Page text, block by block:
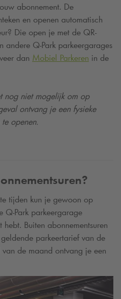
abonnement. De
en openen automatisch
Die open je met de QR-
andere Q-Park parkeergarages
dan Mobiel Parkeren in de
nog niet mogelijk om op
ontvang je een fysieke
openen.
tijden kun je gewoon op
Q-Park parkeergarage
Buiten abonnementsuren
parkeertarief van de
de maand ontvang je een